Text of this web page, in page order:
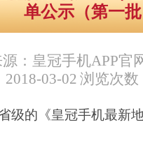
单公示（第一
：皇冠手机APP官
2018-03-02 浏览次数
级的《皇冠手机最新